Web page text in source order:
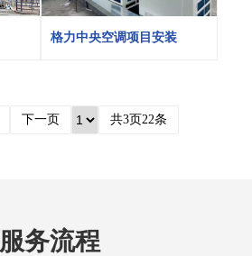
格力中央空调项目安装
下一页 共3页22条
服务流程